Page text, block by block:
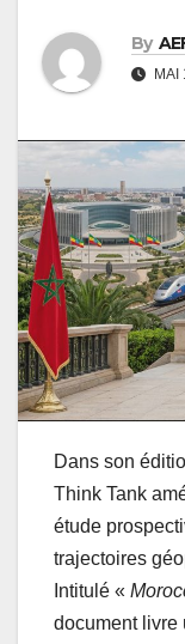
By
MAI
Dans son
Think Tank
étude
trajectoires
Intitulé «
document livre